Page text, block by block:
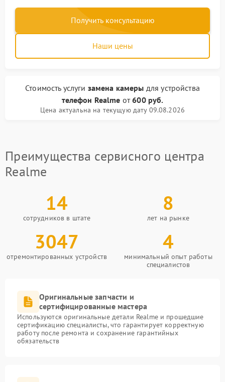
Получить консультацию
Наши цены
Стоимость услуги замена камеры для устройства
телефон Realme от600 руб.
Цена актуальна на текущую дату 09.08.2026
Преимущества сервисного центра
Realme
14
сотрудников в штате
8
лет на рынке
3047
отремонтированных устройств
4
минимальный опыт работы
специалистов
Оригинальные запчасти и
сертифицированные мастера
Используются оригинальные детали Realme и прошедшие
сертификацию специалисты, что гарантирует корректную
работу после ремонта и сохранение гарантийных
обязательств